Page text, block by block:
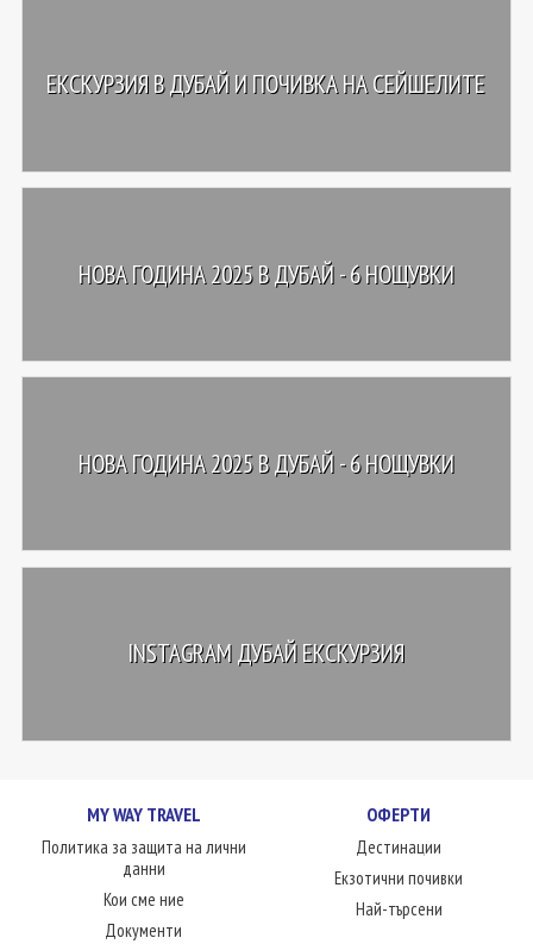
ЕКСКУРЗИЯ В ДУБАЙ И ПОЧИВКА НА СЕЙШЕЛИТЕ
НОВА ГОДИНА 2025 В ДУБАЙ - 6 НОЩУВКИ
НОВА ГОДИНА 2025 В ДУБАЙ - 6 НОЩУВКИ
INSTAGRAM ДУБАЙ ЕКСКУРЗИЯ
MY WAY TRAVEL
Политика за защита на лични
данни
Кои сме ние
Документи
ОФЕРТИ
Дестинации
Екзотични почивки
Най-търсени